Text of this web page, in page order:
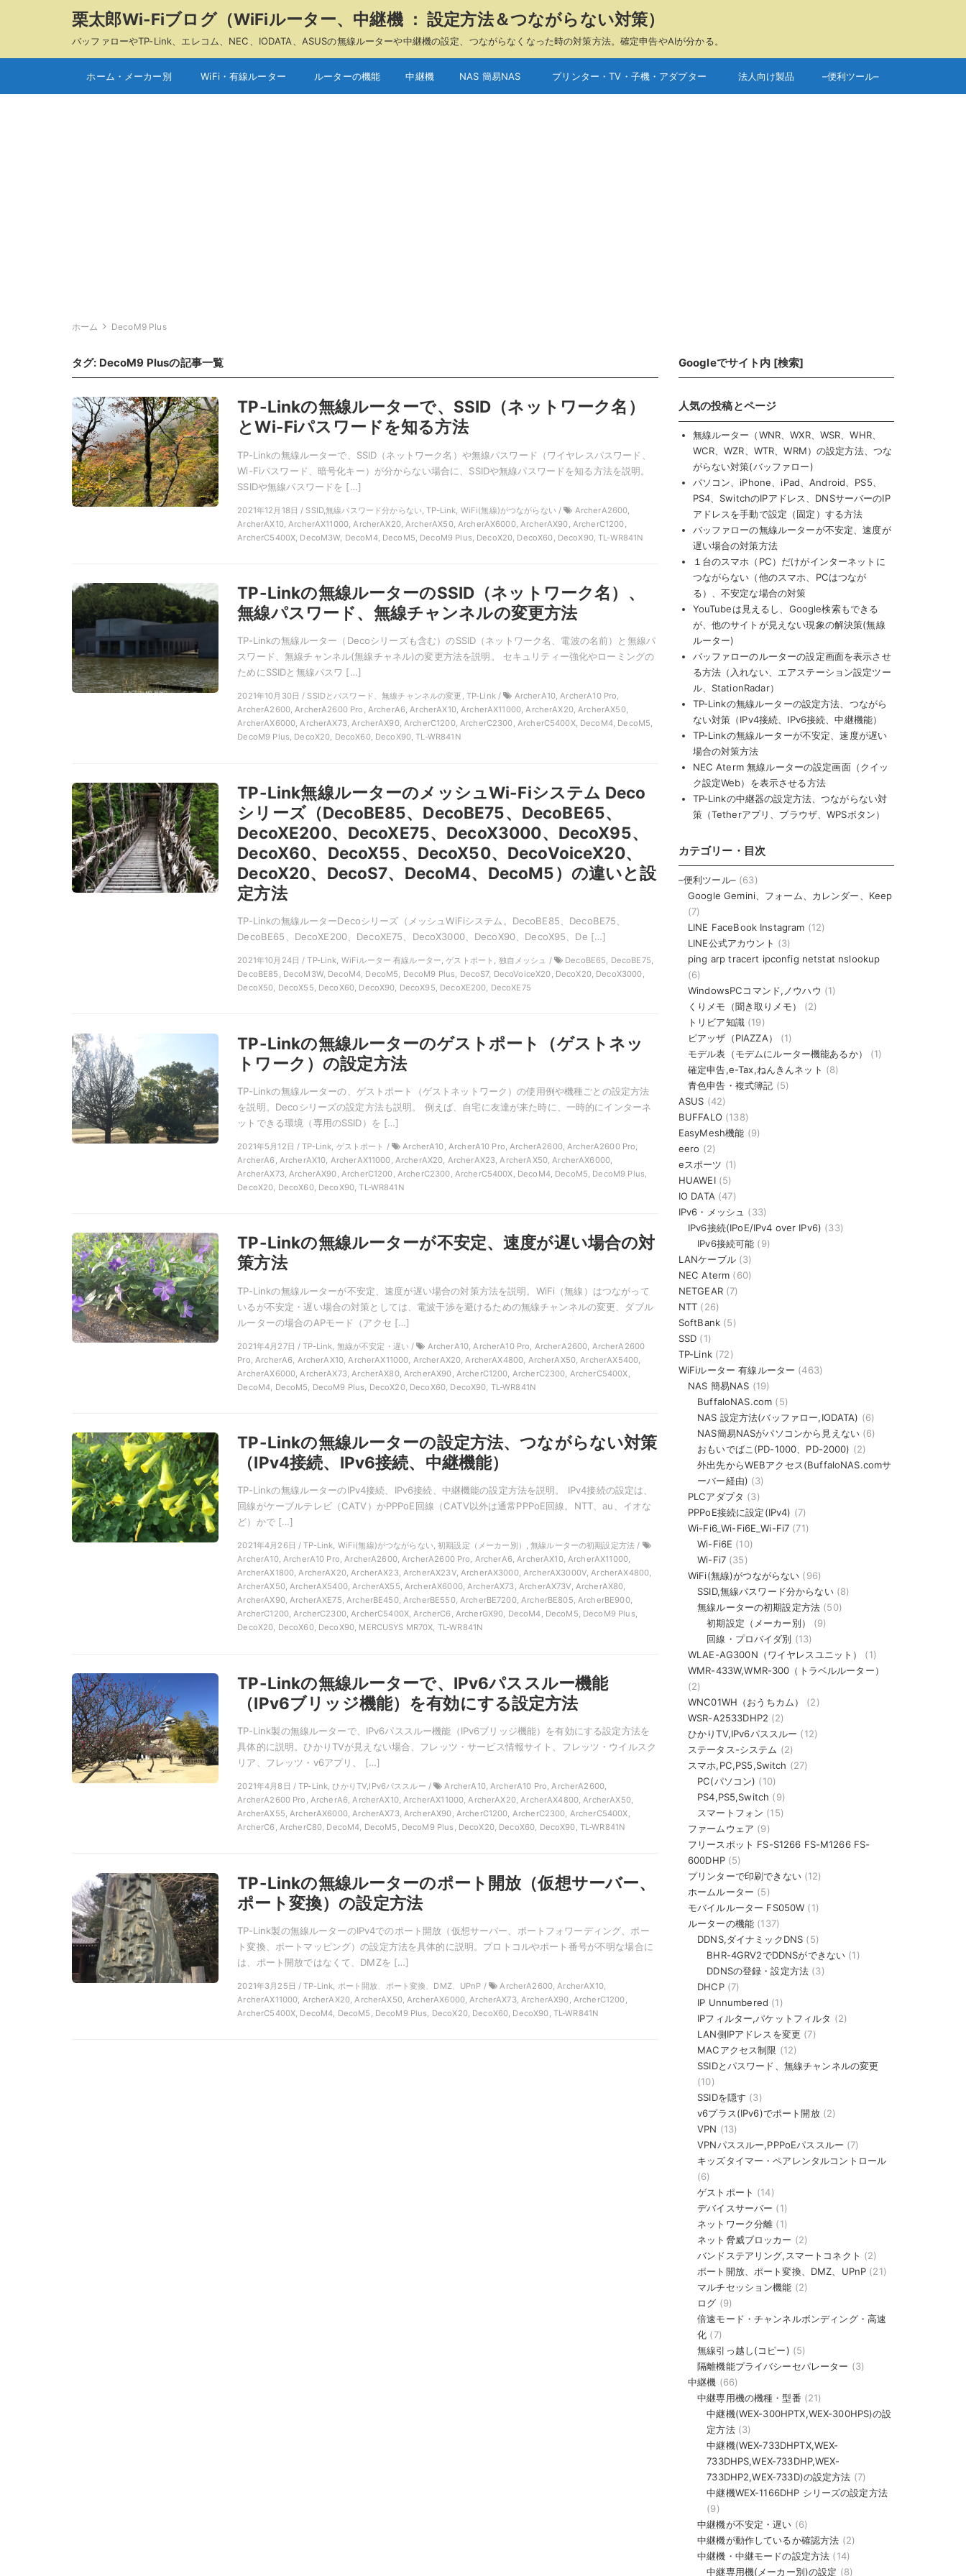
栗太郎Wi-Fiブログ（WiFiルーター、中継機 ： 設定方法＆つながらない対策）
バッファローやTP-Link、エレコム、NEC、IODATA、ASUSの無線ルーターや中継機の設定、つながらなくなった時の対策方法。確定申告やAIが分かる。
ホーム・メーカー別 WiFi・有線ルーター ルーターの機能 中継機 NAS 簡易NAS プリンター・TV・子機・アダプター 法人向け製品 –便利ツール–
ホーム DecoM9 Plus
タグ: DecoM9 Plusの記事一覧
TP-Linkの無線ルーターで、SSID（ネットワーク名）
とWi-Fiパスワードを知る方法
TP-Linkの無線ルーターで、SSID（ネットワーク名）や無線パスワード（ワイヤレスパスワード、
Wi-Fiパスワード、暗号化キー）が分からない場合に、SSIDや無線パスワードを知る方法を説明。
SSIDや無線パスワードを […]
2021年12月18日 / SSID,無線パスワード分からない, TP-Link, WiFi(無線)がつながらない /
ArcherA2600,
ArcherAX10, ArcherAX11000, ArcherAX20, ArcherAX50, ArcherAX6000, ArcherAX90, ArcherC1200,
ArcherC5400X, DecoM3W, DecoM4, DecoM5, DecoM9 Plus, DecoX20, DecoX60, DecoX90, TL-WR841N
TP-Linkの無線ルーターのSSID（ネットワーク名）、
無線パスワード、無線チャンネルの変更方法
TP-Linkの無線ルーター（Decoシリーズも含む）のSSID（ネットワーク名、電波の名前）と無線パ
スワード、無線チャンネル(無線チャネル)の変更方法を説明。 セキュリティー強化やローミングの
ためにSSIDと無線パスワ […]
2021年10月30日 / SSIDとパスワード、無線チャンネルの変更, TP-Link /
ArcherA10, ArcherA10 Pro,
ArcherA2600, ArcherA2600 Pro, ArcherA6, ArcherAX10, ArcherAX11000, ArcherAX20, ArcherAX50,
ArcherAX6000, ArcherAX73, ArcherAX90, ArcherC1200, ArcherC2300, ArcherC5400X, DecoM4, DecoM5,
DecoM9 Plus, DecoX20, DecoX60, DecoX90, TL-WR841N
TP-Link無線ルーターのメッシュWi-Fiシステム Deco
シリーズ（DecoBE85、DecoBE75、DecoBE65、
DecoXE200、DecoXE75、DecoX3000、DecoX95、
DecoX60、DecoX55、DecoX50、DecoVoiceX20、
DecoX20、DecoS7、DecoM4、DecoM5）の違いと設
定方法
TP-Linkの無線ルーターDecoシリーズ（メッシュWiFiシステム。DecoBE85、DecoBE75、
DecoBE65、DecoXE200、DecoXE75、DecoX3000、DecoX90、DecoX95、De […]
2021年10月24日 / TP-Link, WiFiルーター 有線ルーター, ゲストポート, 独自メッシュ /
DecoBE65, DecoBE75,
DecoBE85, DecoM3W, DecoM4, DecoM5, DecoM9 Plus, DecoS7, DecoVoiceX20, DecoX20, DecoX3000,
DecoX50, DecoX55, DecoX60, DecoX90, DecoX95, DecoXE200, DecoXE75
TP-Linkの無線ルーターのゲストポート（ゲストネッ
トワーク）の設定方法
TP-Linkの無線ルーターの、ゲストポート（ゲストネットワーク）の使用例や機種ごとの設定方法
を説明。Decoシリーズの設定方法も説明。 例えば、自宅に友達が来た時に、一時的にインターネ
ットできる環境（専用のSSID）を […]
2021年5月12日 / TP-Link, ゲストポート /
ArcherA10, ArcherA10 Pro, ArcherA2600, ArcherA2600 Pro,
ArcherA6, ArcherAX10, ArcherAX11000, ArcherAX20, ArcherAX23, ArcherAX50, ArcherAX6000,
ArcherAX73, ArcherAX90, ArcherC1200, ArcherC2300, ArcherC5400X, DecoM4, DecoM5, DecoM9 Plus,
DecoX20, DecoX60, DecoX90, TL-WR841N
TP-Linkの無線ルーターが不安定、速度が遅い場合の対
策方法
TP-Linkの無線ルーターが不安定、速度が遅い場合の対策方法を説明。WiFi（無線）はつながって
いるが不安定・遅い場合の対策としては、電波干渉を避けるための無線チャンネルの変更、ダブル
ルーターの場合のAPモード（アクセ […]
2021年4月27日 / TP-Link, 無線が不安定・遅い /
ArcherA10, ArcherA10 Pro, ArcherA2600, ArcherA2600
Pro, ArcherA6, ArcherAX10, ArcherAX11000, ArcherAX20, ArcherAX4800, ArcherAX50, ArcherAX5400,
ArcherAX6000, ArcherAX73, ArcherAX80, ArcherAX90, ArcherC1200, ArcherC2300, ArcherC5400X,
DecoM4, DecoM5, DecoM9 Plus, DecoX20, DecoX60, DecoX90, TL-WR841N
TP-Linkの無線ルーターの設定方法、つながらない対策
（IPv4接続、IPv6接続、中継機能）
TP-Linkの無線ルーターのIPv4接続、IPv6接続、中継機能の設定方法を説明。 IPv4接続の設定は、
回線がケーブルテレビ（CATV）かPPPoE回線（CATV以外は通常PPPoE回線。NTT、au、イオな
ど）かで […]
2021年4月26日 / TP-Link, WiFi(無線)がつながらない, 初期設定（メーカー別）, 無線ルーターの初期設定方法 /
ArcherA10, ArcherA10 Pro, ArcherA2600, ArcherA2600 Pro, ArcherA6, ArcherAX10, ArcherAX11000,
ArcherAX1800, ArcherAX20, ArcherAX23, ArcherAX23V, ArcherAX3000, ArcherAX3000V, ArcherAX4800,
ArcherAX50, ArcherAX5400, ArcherAX55, ArcherAX6000, ArcherAX73, ArcherAX73V, ArcherAX80,
ArcherAX90, ArcherAXE75, ArcherBE450, ArcherBE550, ArcherBE7200, ArcherBE805, ArcherBE900,
ArcherC1200, ArcherC2300, ArcherC5400X, ArcherC6, ArcherGX90, DecoM4, DecoM5, DecoM9 Plus,
DecoX20, DecoX60, DecoX90, MERCUSYS MR70X, TL-WR841N
TP-Linkの無線ルーターで、IPv6パススルー機能
（IPv6ブリッジ機能）を有効にする設定方法
TP-Link製の無線ルーターで、IPv6パススルー機能（IPv6ブリッジ機能）を有効にする設定方法を
具体的に説明。ひかりTVが見えない場合、フレッツ・サービス情報サイト、フレッツ・ウイルスク
リア、フレッツ・v6アプリ、 […]
2021年4月8日 / TP-Link, ひかりTV,IPv6パススルー /
ArcherA10, ArcherA10 Pro, ArcherA2600,
ArcherA2600 Pro, ArcherA6, ArcherAX10, ArcherAX11000, ArcherAX20, ArcherAX4800, ArcherAX50,
ArcherAX55, ArcherAX6000, ArcherAX73, ArcherAX90, ArcherC1200, ArcherC2300, ArcherC5400X,
ArcherC6, ArcherC80, DecoM4, DecoM5, DecoM9 Plus, DecoX20, DecoX60, DecoX90, TL-WR841N
TP-Linkの無線ルーターのポート開放（仮想サーバー、
ポート変換）の設定方法
TP-Link製の無線ルーターのIPv4でのポート開放（仮想サーバー、ポートフォワーディング、ポー
ト変換、ポートマッピング）の設定方法を具体的に説明。プロトコルやポート番号が不明な場合に
は、ポート開放ではなくて、DMZを […]
2021年3月25日 / TP-Link, ポート開放、ポート変換、DMZ、UPnP /
ArcherA2600, ArcherAX10,
ArcherAX11000, ArcherAX20, ArcherAX50, ArcherAX6000, ArcherAX73, ArcherAX90, ArcherC1200,
ArcherC5400X, DecoM4, DecoM5, DecoM9 Plus, DecoX20, DecoX60, DecoX90, TL-WR841N
Googleでサイト内 [検索]
人気の投稿とページ
無線ルーター（WNR、WXR、WSR、WHR、
WCR、WZR、WTR、WRM）の設定方法、つな
がらない対策(バッファロー)
パソコン、iPhone、iPad、Android、PS5、
PS4、SwitchのIPアドレス、DNSサーバーのIP
アドレスを手動で設定（固定）する方法
バッファローの無線ルーターが不安定、速度が
遅い場合の対策方法
１台のスマホ（PC）だけがインターネットに
つながらない（他のスマホ、PCはつなが
る）、不安定な場合の対策
YouTubeは見えるし、Google検索もできる
が、他のサイトが見えない現象の解決策(無線
ルーター)
バッファローのルーターの設定画面を表示させ
る方法（入れない、エアステーション設定ツー
ル、StationRadar）
TP-Linkの無線ルーターの設定方法、つながら
ない対策（IPv4接続、IPv6接続、中継機能）
TP-Linkの無線ルーターが不安定、速度が遅い
場合の対策方法
NEC Aterm 無線ルーターの設定画面（クイッ
ク設定Web）を表示させる方法
TP-Linkの中継器の設定方法、つながらない対
策（Tetherアプリ、ブラウザ、WPSボタン）
カテゴリー・目次
–便利ツール–(63)
Google Gemini、フォーム、カレンダー、Keep
(7)
LINE FaceBook Instagram (12)
LINE公式アカウント (3)
ping arp tracert ipconfig netstat nslookup
(6)
WindowsPCコマンド,ノウハウ (1)
くりメモ（聞き取りメモ）
(2)
トリビア知識(19)
ピアッザ（PIAZZA）
(1)
モデル表（モデムにルーター機能あるか）
(1)
確定申告,e-Tax,ねんきんネット (8)
青色申告・複式簿記 (5)
ASUS (42)
BUFFALO(138)
EasyMesh機能 (9)
eero (2)
eスポーツ (1)
HUAWEI(5)
IO DATA (47)
IPv6・メッシュ (33)
IPv6接続(IPoE/IPv4 over IPv6) (33)
IPv6接続可能 (9)
LANケーブル(3)
NEC Aterm (60)
NETGEAR(7)
NTT (26)
SoftBank (5)
SSD (1)
TP-Link(72)
WiFiルーター 有線ルーター (463)
NAS 簡易NAS (19)
BuffaloNAS.com (5)
NAS 設定方法(バッファロー,IODATA) (6)
NAS簡易NASがパソコンから見えない(6)
おもいでばこ(PD-1000、PD-2000) (2)
外出先からWEBアクセス(BuffaloNAS.comサ
ーバー経由) (3)
PLCアダプタ (3)
PPPoE接続に設定(IPv4) (7)
Wi-Fi6_Wi-Fi6E_Wi-Fi7 (71)
Wi-Fi6E (10)
Wi-Fi7 (35)
WiFi(無線)がつながらない (96)
SSID,無線パスワード分からない(8)
無線ルーターの初期設定方法 (50)
初期設定（メーカー別）
(9)
回線・プロバイダ別 (13)
WLAE-AG300N（ワイヤレスユニット）
(1)
WMR-433W,WMR-300（トラベルルーター）
(2)
WNC01WH（おうちカム）
(2)
WSR-A2533DHP2 (2)
ひかりTV,IPv6パススルー (12)
ステータス-システム (2)
スマホ,PC,PS5,Switch (27)
PC(パソコン) (10)
PS4,PS5,Switch (9)
スマートフォン (15)
ファームウェア (9)
フリースポット FS-S1266 FS-M1266 FS-
600DHP(5)
プリンターで印刷できない(12)
ホームルーター (5)
モバイルルーター FS050W (1)
ルーターの機能 (137)
DDNS,ダイナミックDNS (5)
BHR-4GRV2でDDNSができない (1)
DDNSの登録・設定方法 (3)
DHCP(7)
IP Unnumbered (1)
IPフィルター,パケットフィルタ (2)
LAN側IPアドレスを変更 (7)
MACアクセス制限 (12)
SSIDとパスワード、無線チャンネルの変更
(10)
SSIDを隠す (3)
v6プラス(IPv6)でポート開放(2)
VPN (13)
VPNパススルー,PPPoEパススルー (7)
キッズタイマー・ペアレンタルコントロール
(6)
ゲストポート (14)
デバイスサーバー (1)
ネットワーク分離 (1)
ネット脅威ブロッカー (2)
バンドステアリング,スマートコネクト (2)
ポート開放、ポート変換、DMZ、UPnP (21)
マルチセッション機能 (2)
ログ (9)
倍速モード・チャンネルボンディング・高速
化 (7)
無線引っ越し(コピー) (5)
隔離機能プライバシーセパレーター (3)
中継機 (66)
中継専用機の機種・型番 (21)
中継機(WEX-300HPTX,WEX-300HPS)の設
定方法(3)
中継機(WEX-733DHPTX,WEX-
733DHPS,WEX-733DHP,WEX-
733DHP2,WEX-733D)の設定方法 (7)
中継機WEX-1166DHP シリーズの設定方法
(9)
中継機が不安定・遅い (6)
中継機が動作しているか確認方法 (2)
中継機・中継モードの設定方法 (14)
中継専用機(メーカー別)の設定 (8)